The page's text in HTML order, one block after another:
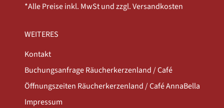
*Alle Preise inkl. MwSt und zzgl. Versandkosten
WEITERES
Kontakt
Buchungsanfrage Räucherkerzenland / Café
Öffnungszeiten Räucherkerzenland / Café AnnaBella
Impressum